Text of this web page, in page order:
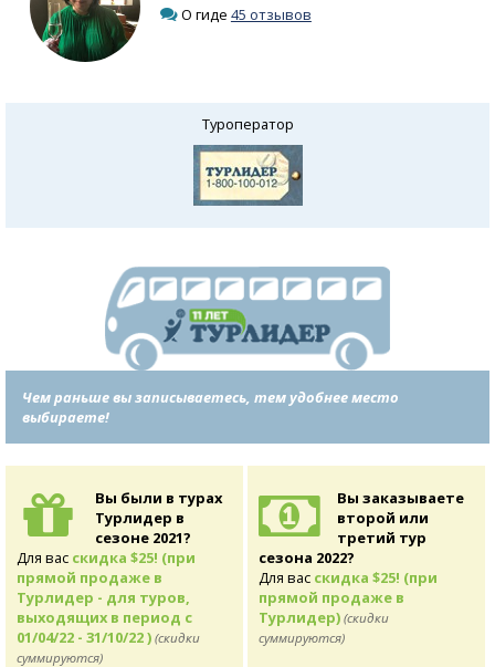
О гиде 45 отзывов
Туроператор
Чем раньше вы записываетесь, тем удобнее место
выбираете!
Вы были в турах
Турлидер в
сезоне 2021?
Для вас скидка $25! (при
прямой продаже в
Турлидер - для туров,
выходящих в период с
01/04/22 - 31/10/22 ) (скидки
суммируются)
Вы заказываете
второй или
третий тур
сезона 2022?
Для вас скидка $25! (при
прямой продаже в
Турлидер) (скидки
суммируются)